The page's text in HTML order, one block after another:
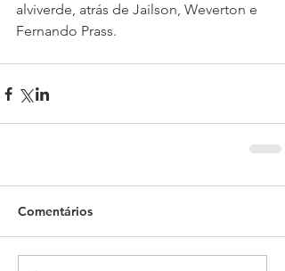
alviverde, atrás de Jailson, Weverton e
Fernando Prass.
Comentários